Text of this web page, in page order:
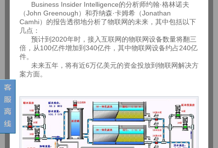
Business Insider Intelligence的分析师约翰·格林诺夫
（John Greenough）和乔纳森·卡姆希（Jonathan
Camhi）的报告透彻地分析了物联网的未来，其中包括以下
几点：
预计到2020年时，接入互联网的物联网设备数量将翻三
倍，从100亿件增加到340亿件，其中物联网设备约占240亿
件。
未来五年，将有近6万亿美元的资金投放到物联网解决方
案方面。